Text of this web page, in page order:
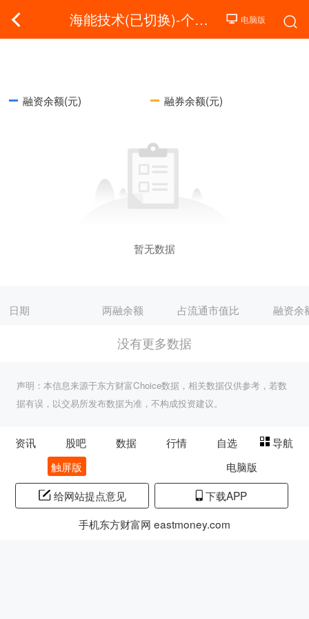
海能技术(已切换)-个股融资融券
融资余额(元) 融券余额(元)
暂无数据
日期 两融余额 占流通市值比 融资余
没有更多数据
声明：本信息来源于东方财富Choice数据，相关数据仅供参考，若数
据有误，以交易所发布数据为准，不构成投资建议。
资讯 股吧 数据 行情 自选
导航
触屏版
电脑版
给网站提点意见
下载APP
手机东方财富网 eastmoney.com